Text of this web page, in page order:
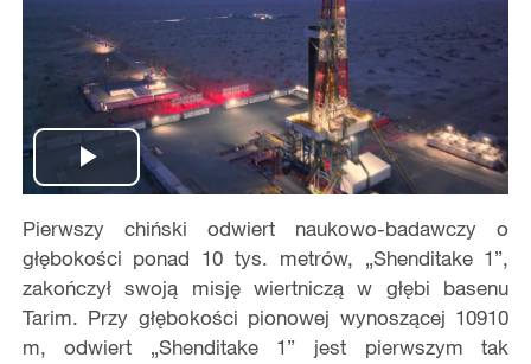
Play
Video
Pierwszy chiński odwiert naukowo-badawczy o
głębokości ponad 10 tys. metrów, „Shenditake 1”,
zakończył swoją misję wiertniczą w głębi basenu
Tarim. Przy głębokości pionowej wynoszącej 10910
m, odwiert „Shenditake 1” jest pierwszym tak